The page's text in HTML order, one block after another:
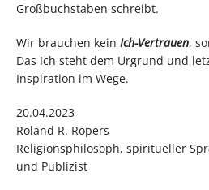
Großbuchstaben schreibt.
Wir brauchen kein Ich-Vertrauen,
Das Ich steht dem Urgrund und
Inspiration im Wege.
20.04.2023
Roland R. Ropers
Religionsphilosoph, spiritueller
und Publizist